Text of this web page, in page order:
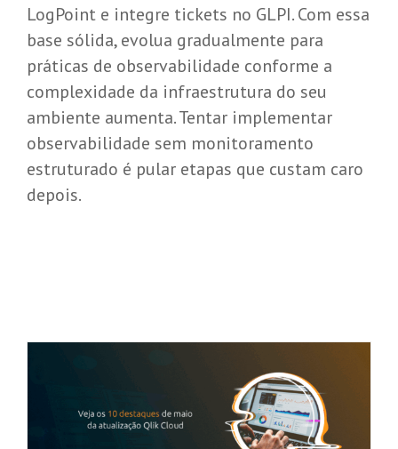
LogPoint e integre tickets no GLPI. Com essa
base sólida, evolua gradualmente para
práticas de observabilidade conforme a
complexidade da infraestrutura do seu
ambiente aumenta. Tentar implementar
observabilidade sem monitoramento
estruturado é pular etapas que custam caro
depois.